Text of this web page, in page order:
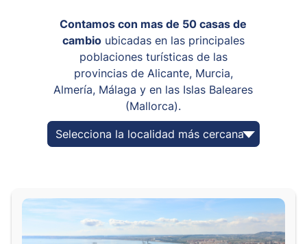
Contamos con mas de 50 casas de
cambioubicadas en las principales
poblaciones turísticas de las
provincias de Alicante, Murcia,
Almería, Málaga y en las Islas Baleares
(Mallorca).
Selecciona la localidad más cercana